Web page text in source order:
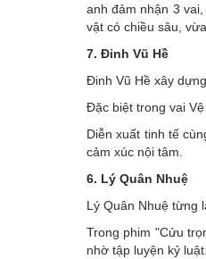
anh đảm nhận 3
vật có chiều sâu,
7. Đinh Vũ Hề
Đinh Vũ Hề xây
Đặc biệt trong vai
Diễn xuất tinh tế
cảm xúc nội tâm.
6. Lý Quân Nhuệ
Lý Quân Nhuệ từng
Trong phim "Cửu
nhờ tập luyện kỷ